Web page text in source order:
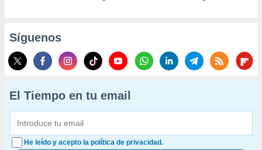
Síguenos
El Tiempo en tu email
He leído y acepto la política de privacidad.